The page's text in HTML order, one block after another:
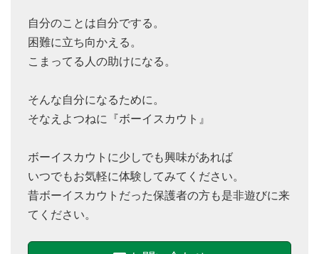
自分のことは自分でする。
困難に立ち向かえる。
こまってる人の助けになる。
そんな自分になるために。
そなえよつねに『ボーイスカウト』
ボーイスカウトに少しでも興味があれば
いつでもお気軽に体験してみてください。
昔ボーイスカウトだった保護者の方も是非遊びに来
てください。